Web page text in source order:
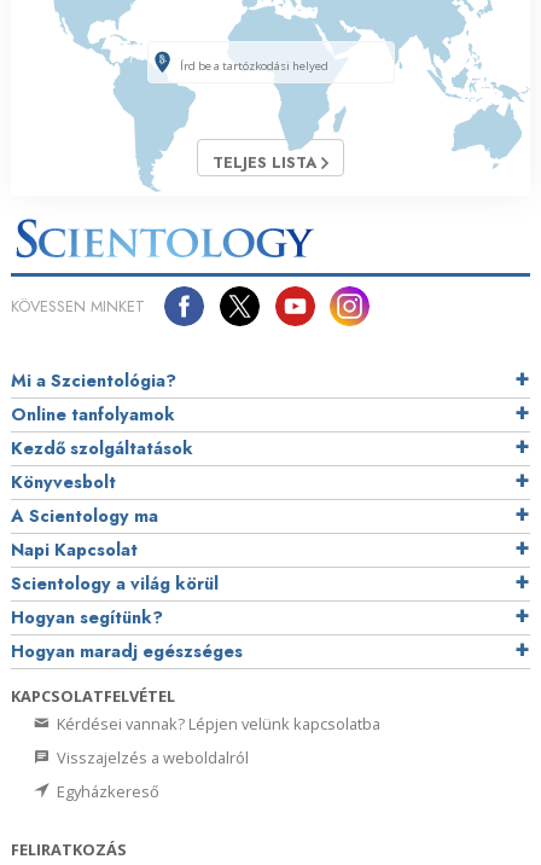
TELJES LISTA
KÖVESSEN MINKET
Mi a Szcientológia?
Online tanfolyamok
Kezdő szolgáltatások
Könyvesbolt
A Scientology ma
Napi Kapcsolat
Scientology a világ körül
Hogyan segítünk?
Hogyan maradj egészséges
KAPCSOLATFELVÉTEL
Kérdései vannak? Lépjen velünk kapcsolatba
Visszajelzés a weboldalról
Egyházkereső
FELIRATKOZÁS